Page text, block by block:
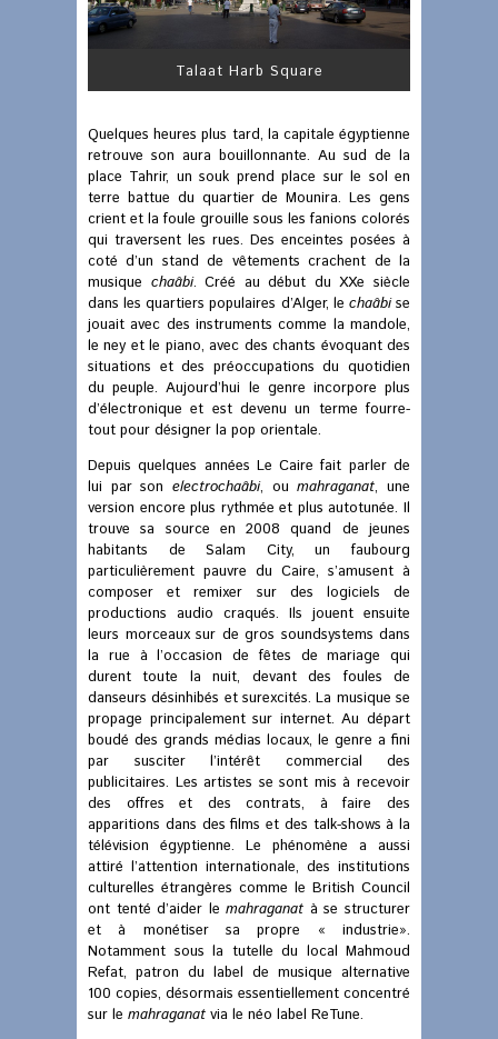
Talaat Harb Square
Quelques heures plus tard, la capitale égyptienne
retrouve son aura bouillonnante. Au sud de la
place Tahrir, un souk prend place sur le sol en
terre battue du quartier de Mounira. Les gens
crient et la foule grouille sous les fanions colorés
qui traversent les rues. Des enceintes posées à
coté d’un stand de vêtements crachent de la
musique chaâbi. Créé au début du XXe siècle
dans les quartiers populaires d’Alger, le chaâbise
jouait avec des instruments comme la mandole,
le ney et le piano, avec des chants évoquant des
situations et des préoccupations du quotidien
du peuple. Aujourd’hui le genre incorpore plus
d’électronique et est devenu un terme fourre-
tout pour désigner la pop orientale.
Depuis quelques années Le Caire fait parler de
lui par son electrochaâbi, oumahraganat, une
version encore plus rythmée et plus autotunée. Il
trouve sa source en 2008 quand de jeunes
habitants de Salam City, un faubourg
particulièrement pauvre du Caire, s’amusent à
composer et remixer sur des logiciels de
productions audio craqués. Ils jouent ensuite
leurs morceaux sur de gros soundsystems dans
la rue à l’occasion de fêtes de mariage qui
durent toute la nuit, devant des foules de
danseurs désinhibés et surexcités. La musique se
propage principalement sur internet. Au départ
boudé des grands médias locaux, le genre a fini
par susciter l’intérêt commercial des
publicitaires. Les artistes se sont mis à recevoir
des offres et des contrats, à faire des
apparitions dans des films et des talk-shows à la
télévision égyptienne. Le phénomène a aussi
attiré l’attention internationale, des institutions
culturelles étrangères comme le British Council
ont tenté d’aider lemahraganat à se structurer
et à monétiser sa propre « industrie».
Notamment sous la tutelle du local Mahmoud
Refat, patron du label de musique alternative
100 copies, désormais essentiellement concentré
sur le mahraganat via le néo label ReTune.